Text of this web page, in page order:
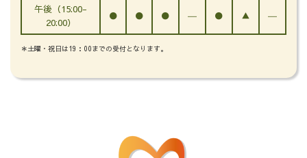
午後（15:00-
20:00）
● ● ● ― ● ▲ ―
＊土曜・祝日は19：00までの受付となります。